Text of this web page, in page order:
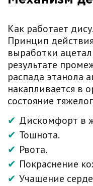
Как работает
Принцип
выработки
результате
распада этанола
накапливается в
состояние
Дискомфорт в
Тошнота.
Рвота.
Покраснение
Учащение